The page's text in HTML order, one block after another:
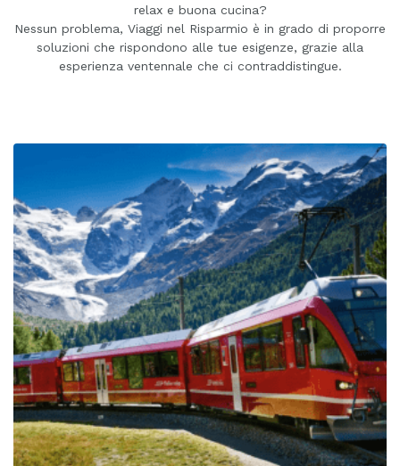
relax e buona cucina?
Nessun problema, Viaggi nel Risparmio è in grado di proporre
soluzioni che rispondono alle tue esigenze, grazie alla
esperienza ventennale che ci contraddistingue.